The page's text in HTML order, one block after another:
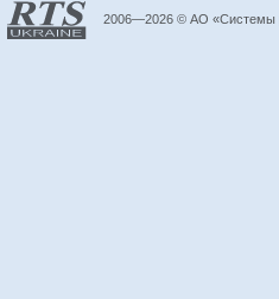
2006—2026 © АО «Системы